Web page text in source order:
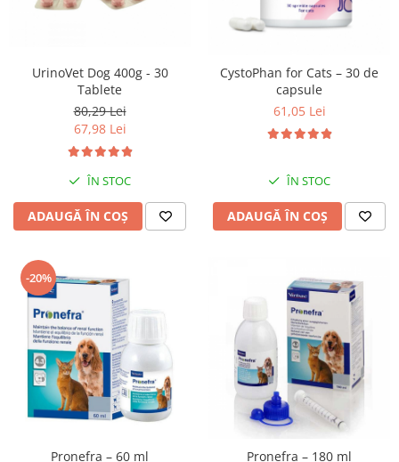
UrinoVet Dog 400g - 30
Tablete
80,29 Lei
67,98 Lei
ÎN STOC
ADAUGĂ ÎN COȘ
CystoPhan for Cats – 30 de
capsule
61,05 Lei
ÎN STOC
ADAUGĂ ÎN COȘ
-20%
Pronefra – 60 ml
Pronefra – 180 ml